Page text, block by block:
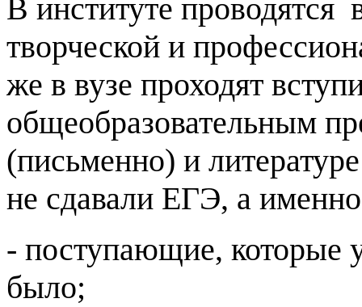
В институте проводятся
творческой и
же в вузе проходят
общеобразовательным
(письменно) и
не сдавали ЕГЭ, а
- поступающие, которые
было;